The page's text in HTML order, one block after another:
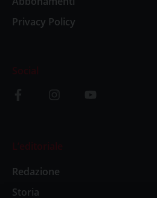
Privacy Policy
Social
L’editoriale
Redazione
Storia